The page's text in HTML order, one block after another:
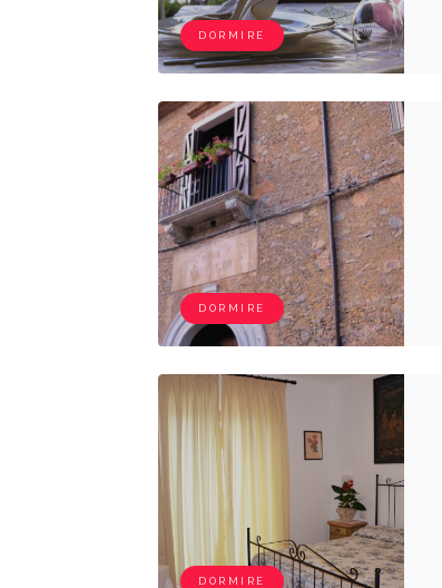
DORMIRE
DORMIRE
DORMIRE